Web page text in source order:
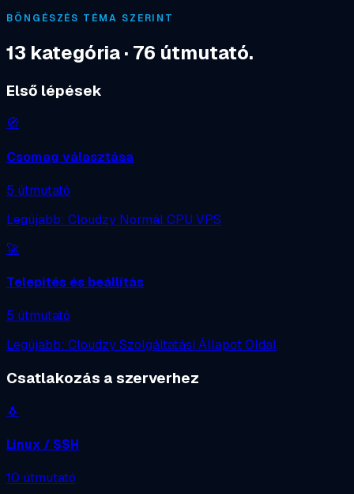
BÖNGÉSZÉS TÉMA SZERINT
13 kategória · 76 útmutató.
Első lépések
🧭
Csomag választása
5 útmutató
Legújabb: Cloudzy Normál CPU VPS
🚀
Telepítés és beállítás
5 útmutató
Legújabb: Cloudzy Szolgáltatási Állapot Oldal
Csatlakozás a szerverhez
🐧
Linux / SSH
10 útmutató